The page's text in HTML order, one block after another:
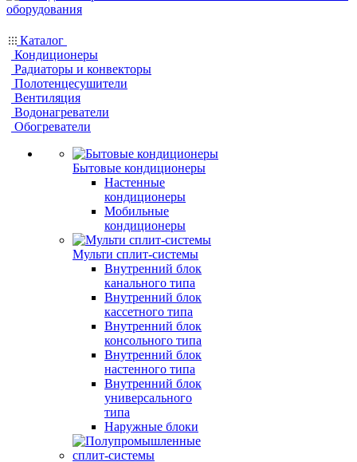
Каталог
Кондиционеры
Радиаторы и конвекторы
Полотенцесушители
Вентиляция
Водонагреватели
Обогреватели
Бытовые кондиционеры
Настенные
кондиционеры
Мобильные
кондиционеры
Мульти сплит-системы
Внутренний блок
канального типа
Внутренний блок
кассетного типа
Внутренний блок
консольного типа
Внутренний блок
настенного типа
Внутренний блок
универсального
типа
Наружные блоки